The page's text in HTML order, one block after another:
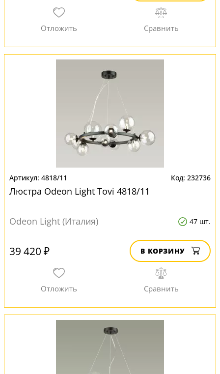
4818/11 232736
Люстра Odeon Light Tovi 4818/11
Odeon Light (Италия) 47 шт.
39 420 ₽ В КОРЗИНУ